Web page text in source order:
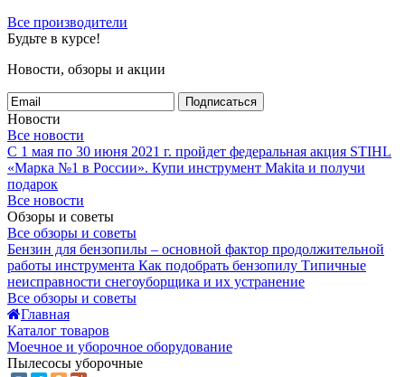
Все производители
Будьте в курсе!
Новости, обзоры и акции
Подписаться
Новости
Все новости
С 1 мая по 30 июня 2021 г. пройдет федеральная акция STIHL
«Марка №1 в России». Купи инструмент Makita и получи
подарок
Все новости
Обзоры и советы
Все обзоры и советы
Бензин для бензопилы – основной фактор продолжительной
работы инструмента Как подобрать бензопилу Типичные
неисправности снегоуборщика и их устранение
Все обзоры и советы
Главная
Каталог товаров
Моечное и уборочное оборудование
Пылесосы уборочные